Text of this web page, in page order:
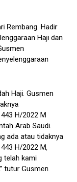
Rembang. Hadir
Haji dan
Haji. Gusmen
H/2022 M
Arab Saudi.
ada atau tidaknya
H/2022 M,
telah kami
tutur Gusmen.